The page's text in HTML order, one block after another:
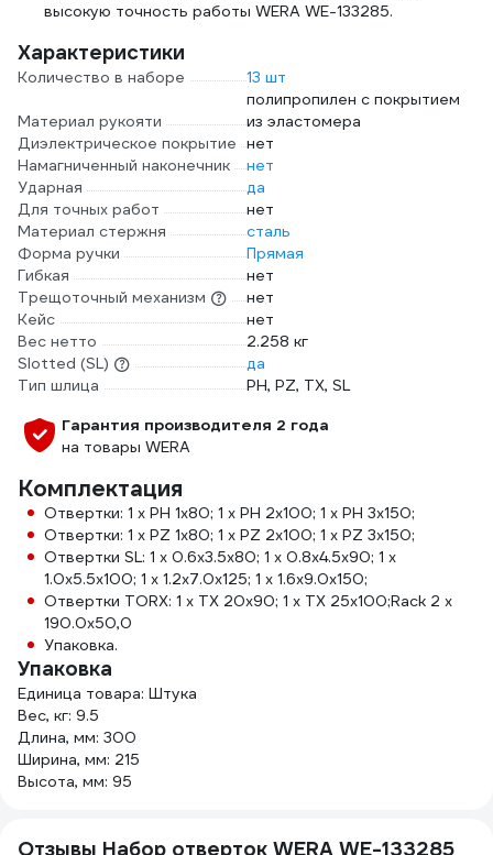
высокую точность работы WERA WE-133285.
Характеристики
Количество в наборе 13 шт
Материал рукояти
полипропилен с покрытием
из эластомера
Диэлектрическое покрытие нет
Намагниченный наконечник
нет
Ударная
да
Для точных работ
нет
Материал стержня
сталь
Форма ручки
Прямая
Гибкая
нет
Трещоточный механизм
нет
Кейс
нет
Вес нетто
2.258 кг
Slotted (SL)
да
Тип шлица
PH, PZ, TX, SL
Гарантия производителя 2 года
на товары WERA
Комплектация
Отвертки: 1 x PH 1x80; 1 x PH 2x100; 1 x PH 3x150;
Отвертки: 1 x PZ 1x80; 1 x PZ 2x100; 1 x PZ 3x150;
Отвертки SL: 1 x 0.6x3.5x80; 1 x 0.8x4.5x90; 1 x
1.0x5.5x100; 1 x 1.2x7.0x125; 1 x 1.6x9.0x150;
Отвертки TORX: 1 x TX 20x90; 1 x TX 25x100;Rack 2 x
190.0x50,0
Упаковка.
Упаковка
Единица товара: Штука
Вес, кг: 9.5
Длина, мм: 300
Ширина, мм: 215
Высота, мм: 95
Отзывы Набор отверток WERA WE-133285